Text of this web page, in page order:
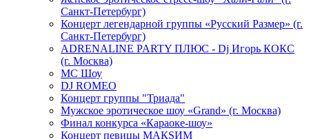
Санкт-Петербург)
Концерт легендарной группы «Русский Размер» (г.
Санкт-Петербург)
ADRENALINE PARTY ПЛЮС - Dj Игорь КОКС
(г. Москва)
MC Шоу
DJ ROMEO
Концерт группы "Триада"
Мужское эротическое шоу «Grand» (г. Москва)
Финал конкурса «Караоке-шоу»
Концерт певицы МАКSИМ